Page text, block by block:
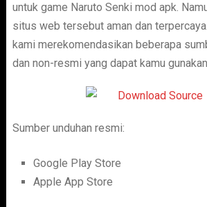
untuk game Naruto Senki mod apk.
situs web tersebut aman dan
kami merekomendasikan beberapa
dan non-resmi yang dapat kamu
Sumber unduhan resmi:
Google Play Store
Apple App Store